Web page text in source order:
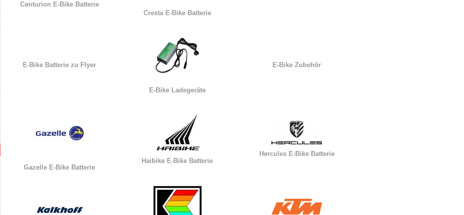
Centurion E-Bike Batterie
Cresta E-Bike Batterie
E-Bike Batterie zu Flyer
E-Bike Ladegeräte
E-Bike Zubehör
Gazelle E-Bike Batterie
Haibike E-Bike Batterie
Hercules E-Bike Batterie